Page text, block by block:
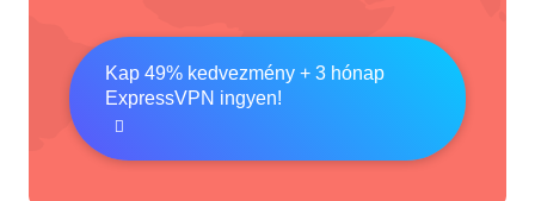
Kap 49% kedvezmény + 3 hónap
ExpressVPN ingyen!